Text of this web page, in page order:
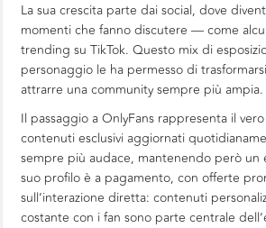
La sua crescita parte dai social, dove
momenti che fanno discutere — come
trending su TikTok. Questo mix di
personaggio le ha permesso di
attrarre una community sempre più ampia.
Il passaggio a OnlyFans rappresenta il
contenuti esclusivi aggiornati
sempre più audace, mantenendo però
suo profilo è a pagamento, con offerte
sull’interazione diretta: contenuti
costante con i fan sono parte centrale